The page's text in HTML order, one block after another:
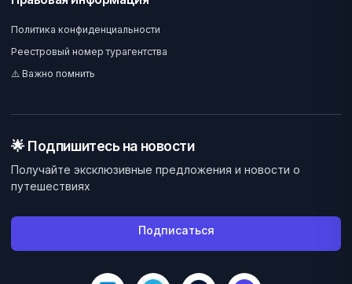
Политика конфиденциальности
Реестровый номер турагентства
⚠️ Важно помнить
🌟 Подпишитесь на новости
Получайте эксклюзивные предложения и новости о
путешествиях
Подписаться